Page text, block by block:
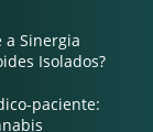
a Sinergia
Isolados?
paciente: